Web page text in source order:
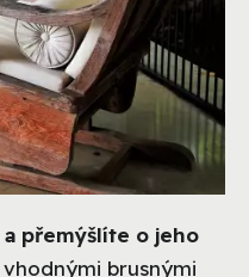
přemýšlíte o jeho
vhodnými brusnými